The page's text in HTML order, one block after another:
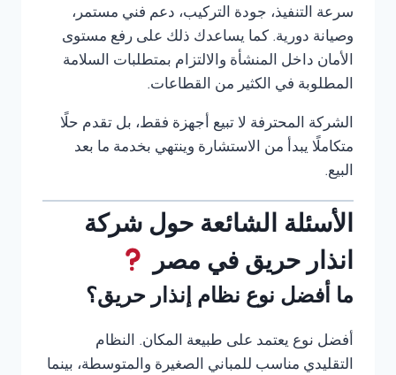
سرعة التنفيذ، جودة التركيب، دعم فني مستمر،
وصيانة دورية. كما يساعدك ذلك على رفع مستوى
الأمان داخل المنشأة والالتزام بمتطلبات السلامة
المطلوبة في الكثير من القطاعات.
الشركة المحترفة لا تبيع أجهزة فقط، بل تقدم حلًا
متكاملًا يبدأ من الاستشارة وينتهي بخدمة ما بعد
البيع.
الأسئلة الشائعة حول شركة
انذار حريق في مصر
ما أفضل نوع نظام إنذار حريق؟
أفضل نوع يعتمد على طبيعة المكان. النظام
التقليدي مناسب للمباني الصغيرة والمتوسطة، بينما